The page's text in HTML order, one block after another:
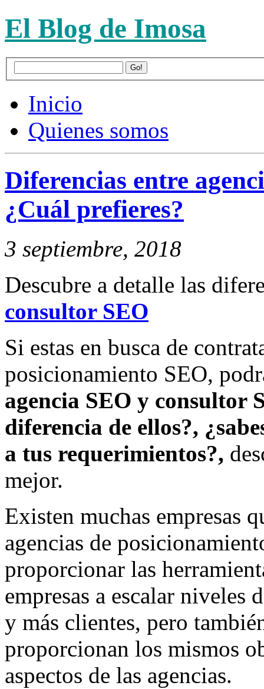
El Blog de Imosa
Inicio
Quienes somos
Diferencias entre
¿Cuál prefieres?
3 septiembre, 2018
Descubre a detalle las
consultor SEO
Si estas en busca de
posicionamiento SEO,
agencia SEO y consultor
diferencia de ellos?,
a tus requerimientos?,
mejor.
Existen muchas empresas
agencias de
proporcionar las
empresas a escalar niveles
y más clientes, pero
proporcionan los mismos
aspectos de las agencias.